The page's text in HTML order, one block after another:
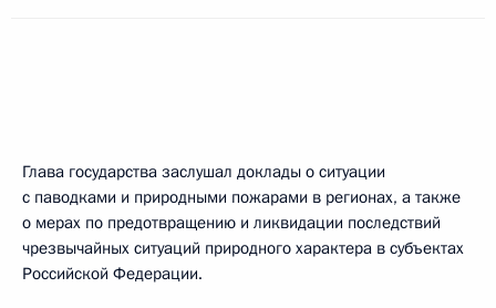
Глава государства заслушал доклады о ситуации
с паводками и природными пожарами в регионах, а также
о мерах по предотвращению и ликвидации последствий
чрезвычайных ситуаций природного характера в субъектах
Российской Федерации.